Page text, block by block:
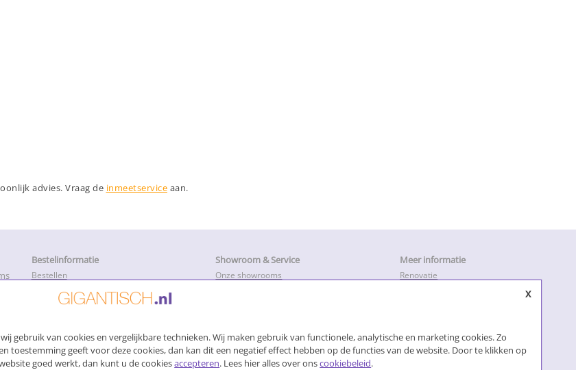
x
gebruik van cookies en vergelijkbare technieken. Wij maken gebruik van functionele, analytische en marketing cookies. Zo
toestemming geeft voor deze cookies, dan kan dit een negatief effect hebben op de functies van de website. Door te klikken op
goed werkt, dan kunt u de cookiesaccepteren. Lees hier alles over onscookiebeleid.
advies. Vraag de inmeetservice aan.
Bestelinformatie
Bestellen
Levertijd en productietijd
Voorwaarden
Garantie en herroepinsrecht
Privacybeleid
Showroom & Service
Onze showrooms
Login
Meer informatie
Renovatie
Kosten keukenrenovatie
Losse keukendeurtjes